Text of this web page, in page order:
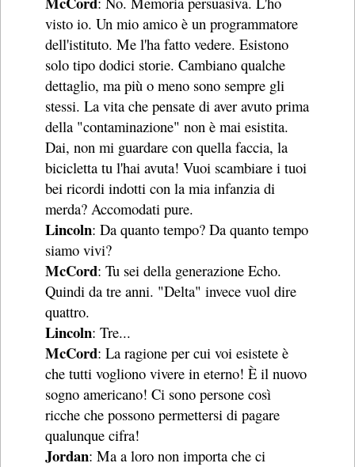
visto io. Un mio amico è un programmatore
dell'istituto. Me l'ha fatto vedere. Esistono
solo tipo dodici storie. Cambiano qualche
dettaglio, ma più o meno sono sempre gli
stessi. La vita che pensate di aver avuto prima
della "contaminazione" non è mai esistita.
Dai, non mi guardare con quella faccia, la
bicicletta tu l'hai avuta! Vuoi scambiare i tuoi
bei ricordi indotti con la mia infanzia di
merda? Accomodati pure.
Lincoln: Da quanto tempo? Da quanto tempo
siamo vivi?
McCord: Tu sei della generazione Echo.
Quindi da tre anni. "Delta" invece vuol dire
quattro.
Lincoln: Tre...
McCord: La ragione per cui voi esistete è
che tutti vogliono vivere in eterno! È il nuovo
sogno americano! Ci sono persone così
ricche che possono permettersi di pagare
qualunque cifra!
Jordan: Ma a loro non importa che ci